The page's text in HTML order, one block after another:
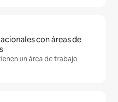
con áreas de
un área de trabajo